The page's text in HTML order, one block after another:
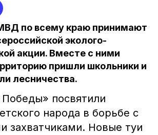
по всему краю принимают
эколого-
акции. Вместе с ними
пришли школьники и
лесничества.
посвятили
народа в борьбе с
захватчиками. Новые туи